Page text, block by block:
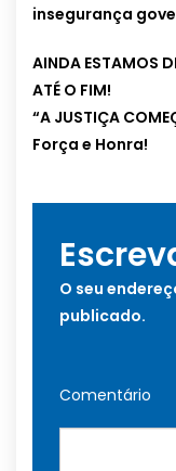
insegurança
AINDA ESTAMOS
ATÉ O FIM!
“A JUSTIÇA
Força e Honra!
O seu
publicado.
Comentário